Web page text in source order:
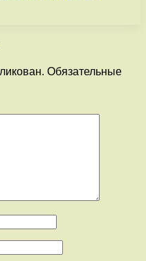
Обязательные